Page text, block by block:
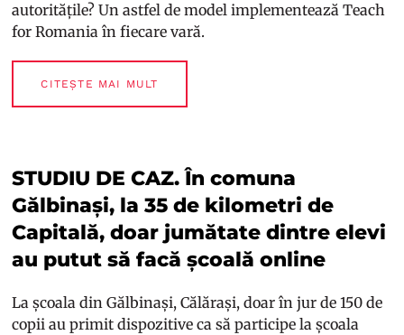
autoritățile? Un astfel de model implementează Teach
for Romania în fiecare vară.
CITEȘTE MAI MULT
STUDIU DE CAZ. În comuna
Gălbinași, la 35 de kilometri de
Capitală, doar jumătate dintre elevi
au putut să facă școală online
La școala din Gălbinași, Călărași, doar în jur de 150 de
copii au primit dispozitive ca să participe la școala